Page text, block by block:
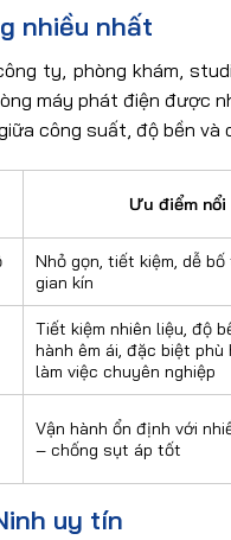
nhiều nhất
ty, phòng khám,
máy phát điện được
công suất, độ bền và
Ưu điểm
Nhỏ gọn, tiết kiệm, dễ
gian kín
Tiết kiệm nhiên liệu, độ
hành êm ái, đặc biệt
làm việc chuyên nghiệp
Vận hành ổn định với
– chống sụt áp tốt
uy tín